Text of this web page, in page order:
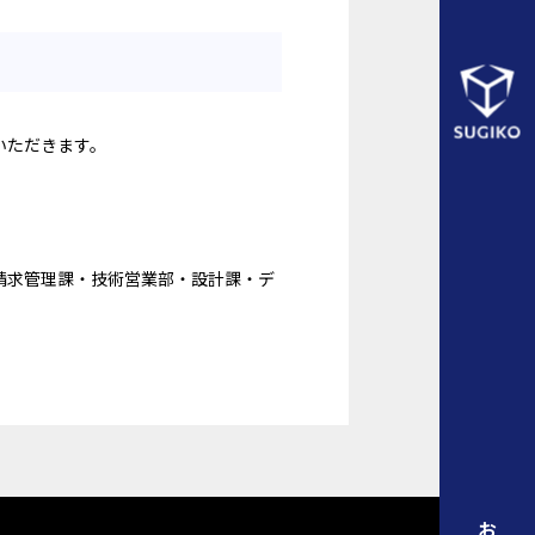
だきます。
管理課・技術営業部・設計課・デ